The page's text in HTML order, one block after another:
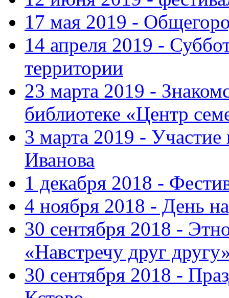
17 мая 2019 -
14 апреля 2019 -
территории
23 марта 2019 -
библиотеке «Центр
3 марта 2019 -
Иванова
1 декабря 2018 -
4 ноября 2018 - День
30 сентября 2018 -
«Навстречу друг
30 сентября 2018 -